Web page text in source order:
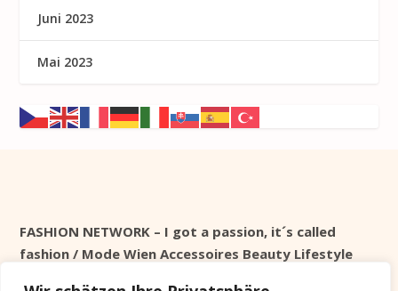
Juni 2023
Mai 2023
FASHION NETWORK – I got a passion, it´s called
fashion / Mode Wien Accessoires Beauty Lifestyle